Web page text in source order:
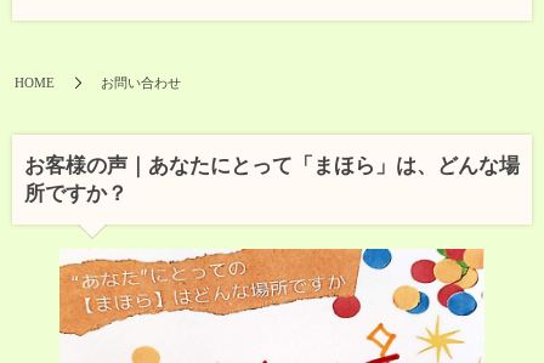
き必要と判断される場合を除き、お客様の同意を
HOME お問い合わせ
お客様の声｜あなたにとって「まほら」は、どんな場
所ですか？